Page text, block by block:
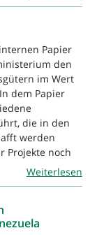
Papier
den
im Wert
dem Papier
die in den
werden
Projekte noch
Weiterlesen